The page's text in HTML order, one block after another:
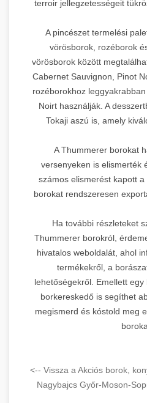
terroir jellegzetességeit
A pincészet termelési
vörösborok, rozéborok
vörösborok között
Cabernet Sauvignon, Pinot
rozéborokhoz
Noirt használják. A
Tokaji aszú is, amely
A Thummerer borokat
versenyeken is elismerték
számos elismerést kapott
borokat rendszeresen
Ha további részleteket
Thummerer borokról,
hivatalos weboldalát, ahol
termékekről, a
lehetőségekről. Emellett
borkereskedő is segíthet
megismerd és kóstold meg
<-- Vissza a Akciós borok,
Nagybajcs Győr-Moson-